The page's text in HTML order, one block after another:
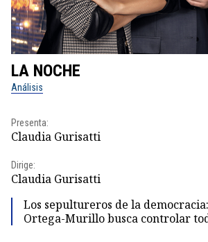
LA NOCHE
Análisis
Presenta:
Claudia Gurisatti
Dirige:
Claudia Gurisatti
Los sepultureros de la
Ortega-Murillo busca controlar